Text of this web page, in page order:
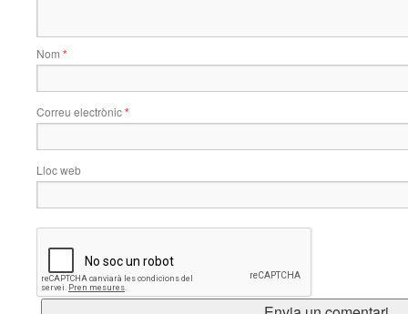
Nom *
Correu electrònic*
Lloc web